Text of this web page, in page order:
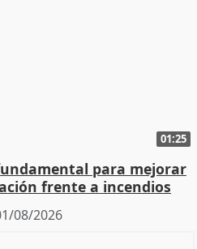
01:25
para mejorar
frente a incendios
08/2026